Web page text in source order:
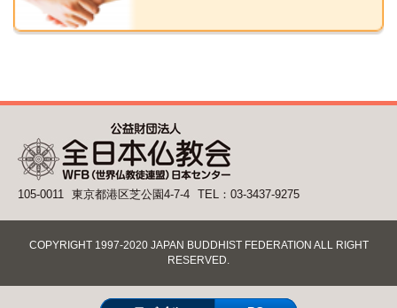
105-0011 東京都港区芝公園4-7-4 TEL：03-3437-9275
COPYRIGHT 1997-2020 JAPAN BUDDHIST FEDERATION ALL RIGHT
RESERVED.